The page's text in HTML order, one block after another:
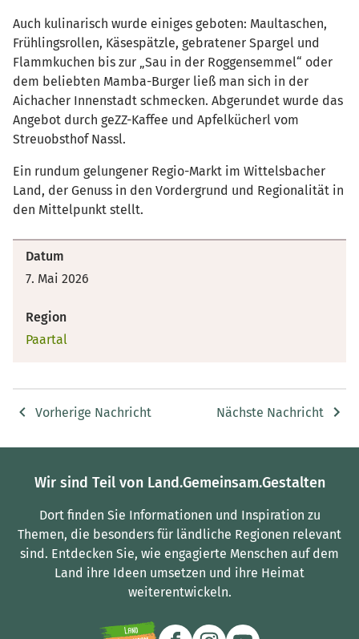
Auch kulinarisch wurde einiges geboten: Maultaschen,
Frühlingsrollen, Käsespätzle, gebratener Spargel und
Flammkuchen bis zur „Sau in der Roggensemmel“ oder
dem beliebten Mamba-Burger ließ man sich in der
Aichacher Innenstadt schmecken. Abgerundet wurde das
Angebot durch geZZ-Kaffee und Apfelkücherl vom
Streuobsthof Nassl.
Ein rundum gelungener Regio-Markt im Wittelsbacher
Land, der Genuss in den Vordergrund und Regionalität in
den Mittelpunkt stellt.
Datum
7. Mai 2026
Region
Paartal
Vorherige Nachricht Nächste Nachricht
Wir sind Teil von Land.Gemeinsam.Gestalten
Dort finden Sie Informationen und Inspiration zu
Themen, die besonders für ländliche Regionen relevant
sind. Entdecken Sie, wie engagierte Menschen auf dem
Land ihre Ideen umsetzen und ihre Heimat
weiterentwickeln.